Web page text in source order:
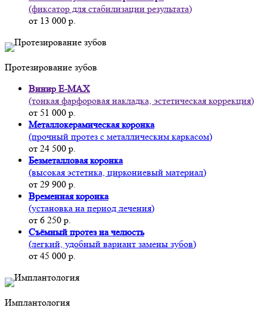
(фиксатор для стабилизации результата)
от 13 000 р.
Протезирование зубов
Винир E-MAX
(тонкая фарфоровая накладка, эстетическая коррекция)
от 51 000 р.
Металлокерамическая коронка
(прочный протез с металлическим каркасом)
от 24 500 р.
Безметалловая коронка
(высокая эстетика, циркониевый материал)
от 29 900 р.
Временная коронка
(установка на период лечения)
от 6 250 р.
Съёмный протез на челюсть
(легкий, удобный вариант замены зубов)
от 45 000 р.
Имплантология